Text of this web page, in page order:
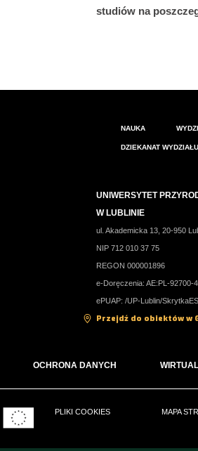
studiów na
NAUKA
DZIEKANAT
UNIWERSYTET
W LUBLINIE
ul. Akademicka 13, 20-950
NIP 712 010 37 75
REGON 000001896
e-Doręczenia: AE:PL-92700-
ePUAP: /UP-Lublin/
Przejdź do obiektów w
OCHRONA DANYCH
PLIKI COOKIES MAPA